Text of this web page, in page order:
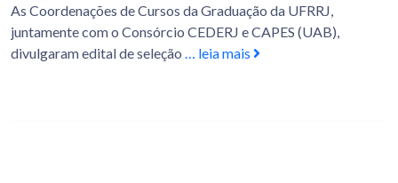
As Coordenações de Cursos da Graduação da UFRRJ,
juntamente com o Consórcio CEDERJ e CAPES (UAB),
divulgaram edital de seleção
… leia mais